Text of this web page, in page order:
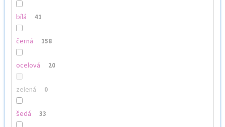
bílá 41
černá 158
ocelová 20
zelená 0
šedá 33